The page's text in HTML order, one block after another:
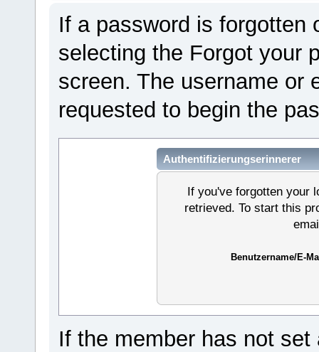
If a password is forgotten
selecting the Forgot your
screen. The username or
requested to begin the
Authentifizierungserinnerer
If you've forgotten your
retrieved. To start this
Benutzername/E-
If the member has not